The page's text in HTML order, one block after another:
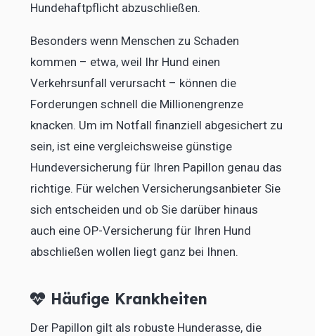
Hundehaftpflicht abzuschließen.
Besonders wenn Menschen zu Schaden
kommen – etwa, weil Ihr Hund einen
Verkehrsunfall verursacht – können die
Forderungen schnell die Millionengrenze
knacken. Um im Notfall finanziell abgesichert zu
sein, ist eine vergleichsweise günstige
Hundeversicherung für Ihren Papillon genau das
richtige. Für welchen Versicherungsanbieter Sie
sich entscheiden und ob Sie darüber hinaus
auch eine OP-Versicherung für Ihren Hund
abschließen wollen liegt ganz bei Ihnen.
Häufige Krankheiten
Der Papillon gilt als robuste Hunderasse, die